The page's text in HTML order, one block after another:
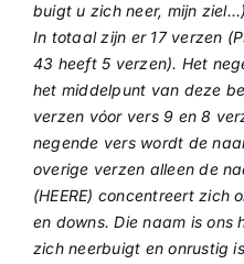
buigt u zich neer, mijn ziel…)
In totaal zijn er 17 verzen
43 heeft 5 verzen). Het
het middelpunt van deze
verzen vóor vers 9 en 8
negende vers wordt de
overige verzen alleen de
(HEERE) concentreert zich
en downs. Die naam is ons
zich neerbuigt en onrustig